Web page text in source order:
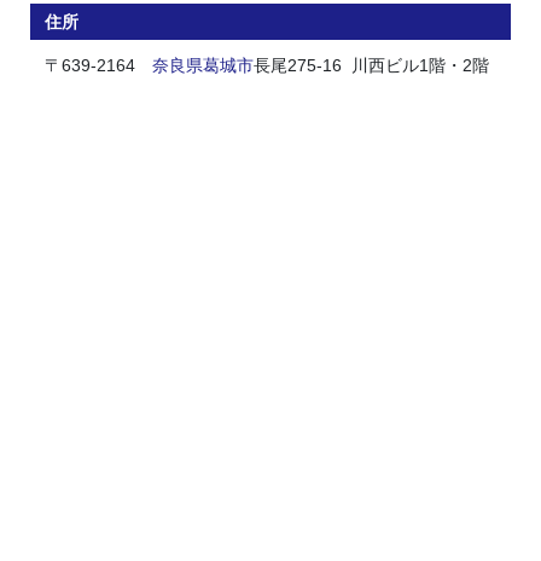
住所
〒639-2164 奈良県葛城市長尾275-16 川西ビル1階・2階